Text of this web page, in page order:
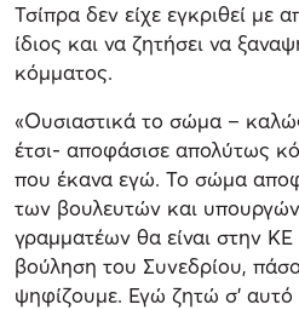
Τσίπρα δεν είχε εγκριθεί με
ίδιος και να ζητήσει να
κόμματος.
«Ουσιαστικά το σώμα –
έτσι- αποφάσισε απολύτως
που έκανα εγώ. Το σώμα
των βουλευτών και
γραμματέων θα είναι στην
βούληση του Συνεδρίου,
ψηφίζουμε. Εγώ ζητώ σ’